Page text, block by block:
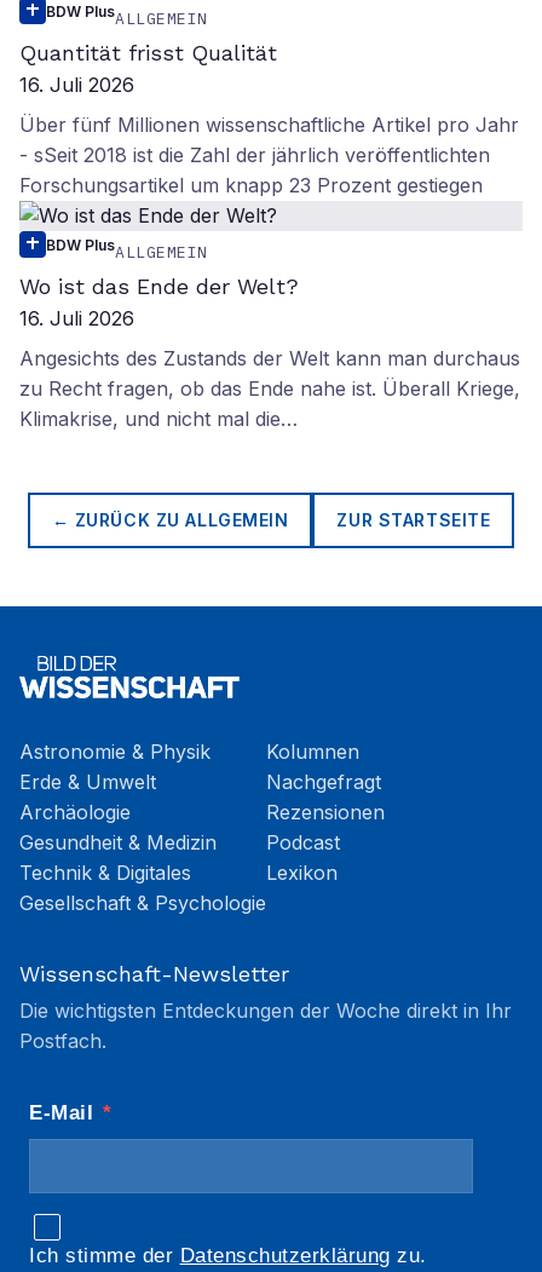
BDW PlusALLGEMEIN
Quantität frisst Qualität
16. Juli 2026
Über fünf Millionen wissenschaftliche Artikel pro Jahr
- sSeit 2018 ist die Zahl der jährlich veröffentlichten
Forschungsartikel um knapp 23 Prozent gestiegen
BDW PlusALLGEMEIN
Wo ist das Ende der Welt?
16. Juli 2026
Angesichts des Zustands der Welt kann man durchaus
zu Recht fragen, ob das Ende nahe ist. Überall Kriege,
Klimakrise, und nicht mal die…
← ZURÜCK ZUALLGEMEIN ZUR STARTSEITE
Astronomie & Physik
Erde & Umwelt
Archäologie
Gesundheit & Medizin
Technik & Digitales
Gesellschaft & Psychologie
Kolumnen
Nachgefragt
Rezensionen
Podcast
Lexikon
Wissenschaft-Newsletter
Die wichtigsten Entdeckungen der Woche direkt in Ihr
Postfach.